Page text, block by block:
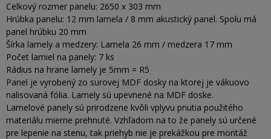
Celkový rozmer panelu: 2650 x 303 mm
Hrúbka panelu: 12 mm lamela / 8 mm akustický panel. Spolu má
panel hrúbku 20 mm
Šírka lamely a medzery: Lamela 26 mm / medzera 17 mm
Počet lamiel na panely: 7 ks
Rádius na hrane lamely je 5mm = R5
Panel je vyrobený zo surovej MDF dosky na ktorej je vákuovo
nalisovaná fólia. Lamely sú upevnené na MDF doske.
Lamelové panely sú prirodzene kvôli vplyvu pnutia použitého
materiálu mierne prehnuté. Vzhľadom na to že panely sú určené
pre lepenie na stenu, tak priehyb nie je prekážkou pre montáž